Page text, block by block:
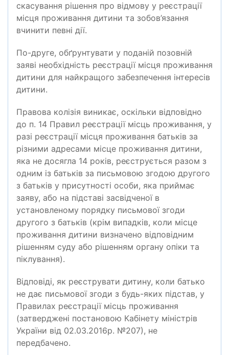
скасування рішення про відмову у реєстрації
місця проживання дитини та зобов’язання
вчинити певні дії.
По-друге, обґрунтувати у поданій позовній
заяві необхідність реєстрації місця проживання
дитини для найкращого забезпечення інтересів
дитини.
Правова колізія виникає, оскільки відповідно
до п. 14 Правил реєстрації місць проживання, у
разі реєстрації місця проживання батьків за
різними адресами місце проживання дитини,
яка не досягла 14 років, реєструється разом з
одним із батьків за письмовою згодою другого
з батьків у присутності особи, яка приймає
заяву, або на підставі засвідченої в
установленому порядку письмової згоди
другого з батьків (крім випадків, коли місце
проживання дитини визначено відповідним
рішенням суду або рішенням органу опіки та
піклування).
Відповіді, як реєструвати дитину, коли батько
не дає письмової згоди з будь-яких підстав, у
Правилах реєстрації місць проживання
(затверджені постановою Кабінету міністрів
України від 02.03.2016р. №207), не
передбачено.